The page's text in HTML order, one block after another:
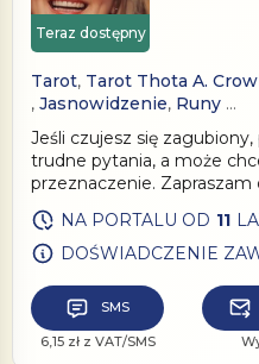
Teraz dostępny
SMS
6,15 zł z VAT/SMS
Tarot, Tarot Thota A.
, Jasnowidzenie, Runy …
Jeśli czujesz się
trudne pytania, a może
przeznaczenie.
NA PORTALU OD 11
DOŚWIADCZENIE